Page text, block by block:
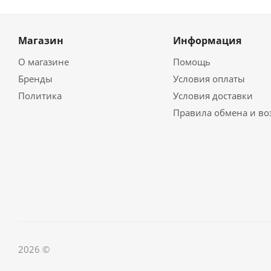
Магазин
О магазине
Бренды
Политика
Информация
Помощь
Условия оплаты
Условия доставки
Правила обмена и
2026 ©